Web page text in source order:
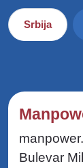
Srbija
Bulevar